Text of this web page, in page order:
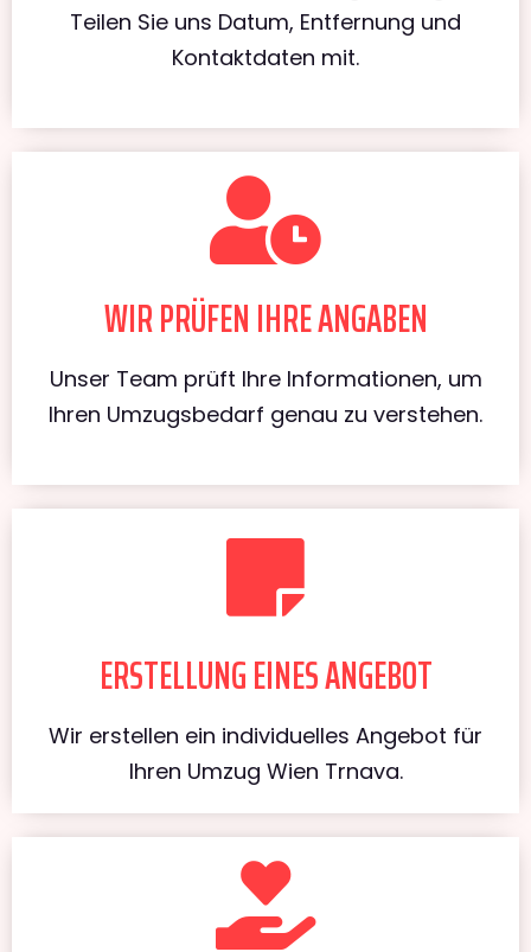
Teilen Sie uns Datum, Entfernung und
Kontaktdaten mit.
WIR PRÜFEN IHRE ANGABEN
Unser Team prüft Ihre Informationen, um
Ihren Umzugsbedarf genau zu verstehen.
ERSTELLUNG EINES ANGEBOT
Wir erstellen ein individuelles Angebot für
Ihren Umzug Wien Trnava.